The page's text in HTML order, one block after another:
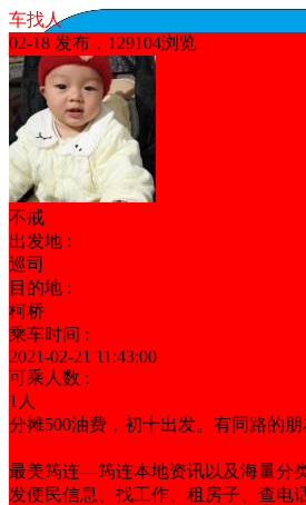
车找人
02-18 发布，129104浏览
不戒
出发地 :
巡司
目的地 :
柯桥
乘车时间 :
2021-02-21 11:43:00
可乘人数 :
1人
分摊500油费，初十出发。有同路的
最美筠连—筠连本地资讯以及海量分
发便民信息、找工作、租房子、查电